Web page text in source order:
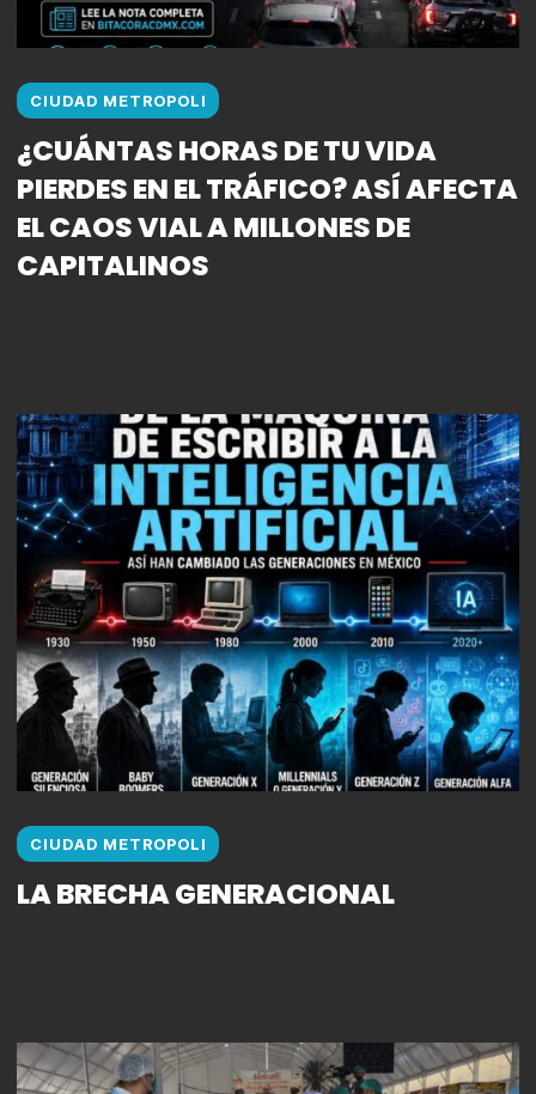
CIUDAD METROPOLI
¿CUÁNTAS HORAS DE TU VIDA
PIERDES EN EL TRÁFICO? ASÍ AFECTA
EL CAOS VIAL A MILLONES DE
CAPITALINOS
CIUDAD METROPOLI
LA BRECHA GENERACIONAL